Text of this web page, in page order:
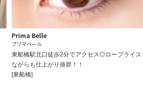
Prima Belle
プリマベール
東船橋駅北口徒歩2分でアクセス◎ロープライス
ながらも仕上がり抜群！！
[東船橋]